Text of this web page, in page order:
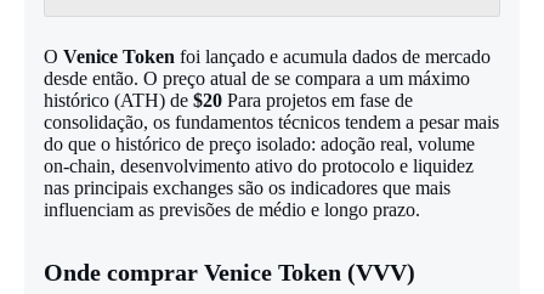
O Venice Token foi lançado e acumula dados de mercado
desde então. O preço atual de se compara a um máximo
histórico (ATH) de $20 Para projetos em fase de
consolidação, os fundamentos técnicos tendem a pesar mais
do que o histórico de preço isolado: adoção real, volume
on-chain, desenvolvimento ativo do protocolo e liquidez
nas principais exchanges são os indicadores que mais
influenciam as previsões de médio e longo prazo.
Onde comprar Venice Token (VVV)